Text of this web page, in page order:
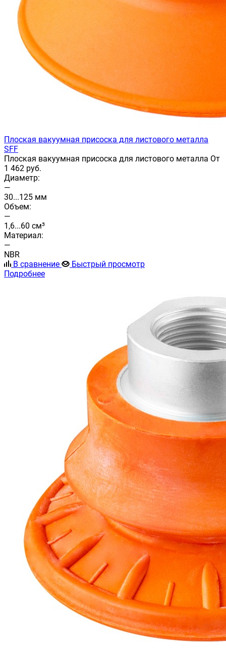
Плоская вакуумная присоска для листового металла
SFF
Плоская вакуумная присоска для листового металла От
1 462 руб.
Диаметр:
—
30...125 мм
Объем:
—
1,6...60 см³
Материал:
—
NBR
В сравнение
Быстрый просмотр
Подробнее